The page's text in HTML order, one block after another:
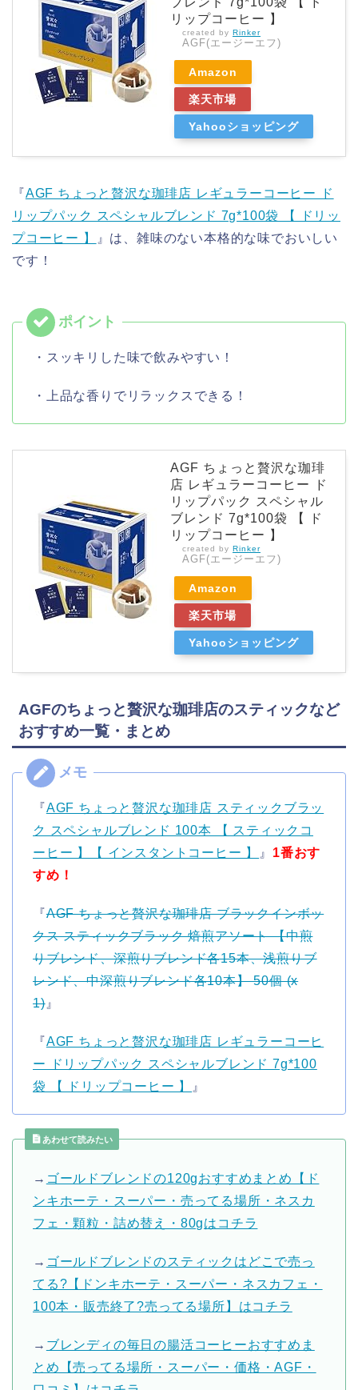
リップコーヒー 】
created by Rinker
AGF(エージーエフ)
Amazon
楽天市場
Yahooショッピング
『AGF ちょっと贅沢な珈琲店 レギュラーコーヒー ド
リップパック スペシャルブレンド 7g*100袋 【 ドリッ
プコーヒー 】
』は、雑味のない本格的な味でおいしい
です！
・スッキリした味で飲みやすい！
・上品な香りでリラックスできる！
AGF ちょっと贅沢な珈琲
店 レギュラーコーヒー ド
リップパック スペシャル
ブレンド 7g*100袋 【 ド
リップコーヒー 】
created by Rinker
AGF(エージーエフ)
Amazon
楽天市場
Yahooショッピング
AGFのちょっと贅沢な珈琲店のスティックなど
おすすめ一覧・まとめ
『AGF ちょっと贅沢な珈琲店 スティックブラッ
ク スペシャルブレンド 100本 【 スティックコ
ーヒー 】【 インスタントコーヒー 】
』 1番おす
すめ！
『AGF ちょっと贅沢な珈琲店 ブラックインボッ
クス スティックブラック 焙煎アソート 【中煎
りブレンド、深煎りブレンド各15本、浅煎りブ
レンド、中深煎りブレンド各10本】 50個 (x
1)』
『AGF ちょっと贅沢な珈琲店 レギュラーコーヒ
ー ドリップパック スペシャルブレンド 7g*100
袋 【 ドリップコーヒー 】
』
あわせて読みたい
→ ゴールドブレンドの120gおすすめまとめ【ド
ンキホーテ・スーパー・売ってる場所・ネスカ
フェ・顆粒・詰め替え・80gはコチラ
→ ゴールドブレンドのスティックはどこで売っ
てる?【ドンキホーテ・スーパー・ネスカフェ・
100本・販売終了?売ってる場所】はコチラ
→ ブレンディの毎日の腸活コーヒーおすすめま
とめ【売ってる場所・スーパー・価格・AGF・